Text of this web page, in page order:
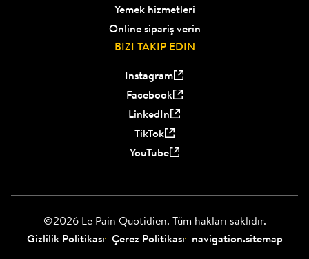
Yemek hizmetleri
Online sipariş verin
BIZI TAKIP EDIN
Instagram
Facebook
LinkedIn
TikTok
YouTube
©2026 Le Pain Quotidien. Tüm hakları saklıdır.
Gizlilik Politikası Çerez Politikası navigation.sitemap